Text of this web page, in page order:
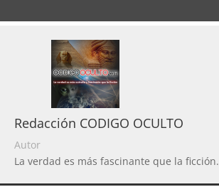
Redacción CODIGO OCULTO
Autor
La verdad es más fascinante que la ficción.